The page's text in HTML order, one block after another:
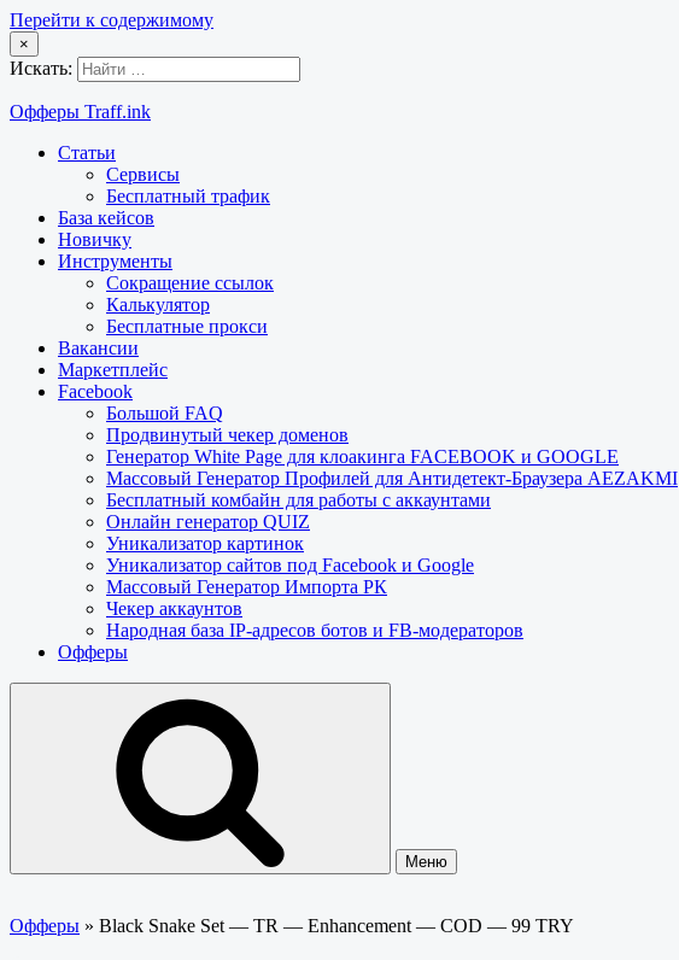
Перейти к содержимому
×
Искать:
Офферы Traff.ink
Статьи
Сервисы
Бесплатный трафик
База кейсов
Новичку
Инструменты
Сокращение ссылок
Калькулятор
Бесплатные прокси
Вакансии
Маркетплейс
Facebook
Большой FAQ
Продвинутый чекер доменов
Генератор White Page для клоакинга FACEBOOK и GOOGLE
Массовый Генератор Профилей для Антидетект-Браузера AEZAKMI
Бесплатный комбайн для работы с аккаунтами
Онлайн генератор QUIZ
Уникализатор картинок
Уникализатор сайтов под Facebook и Google
Массовый Генератор Импорта РК
Чекер аккаунтов
Народная база IP-адресов ботов и FB-модераторов
Офферы
Меню
Офферы » Black Snake Set — TR — Enhancement — COD — 99 TRY